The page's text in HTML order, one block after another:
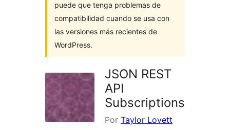
puede que tenga problemas de
compatibilidad cuando se usa con
las versiones más recientes de
WordPress.
JSON REST
API
Subscriptions
Por Taylor Lovett